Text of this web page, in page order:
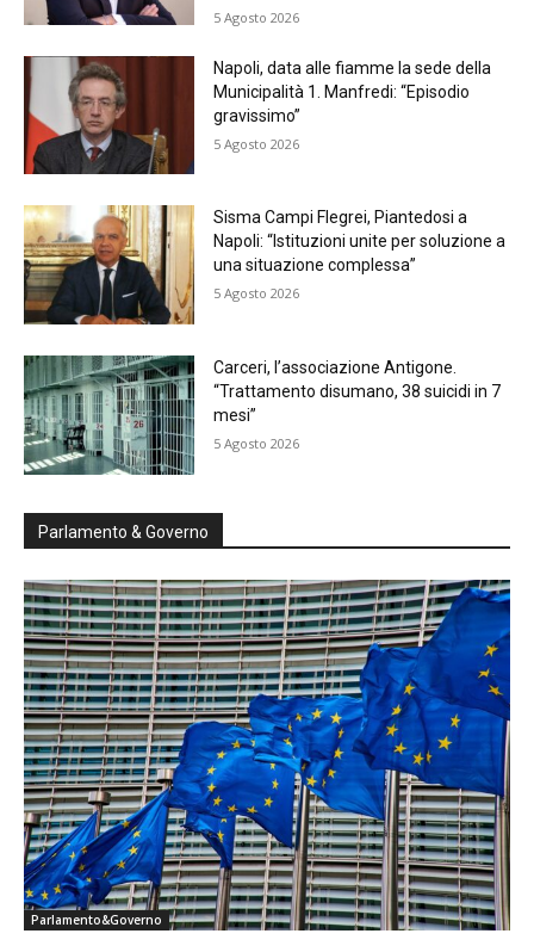
5 Agosto 2026
Napoli, data alle fiamme la sede della
Municipalità 1. Manfredi: “Episodio
gravissimo”
5 Agosto 2026
Sisma Campi Flegrei, Piantedosi a
Napoli: “Istituzioni unite per soluzione a
una situazione complessa”
5 Agosto 2026
Carceri, l’associazione Antigone.
“Trattamento disumano, 38 suicidi in 7
mesi”
5 Agosto 2026
Parlamento & Governo
Parlamento&Governo